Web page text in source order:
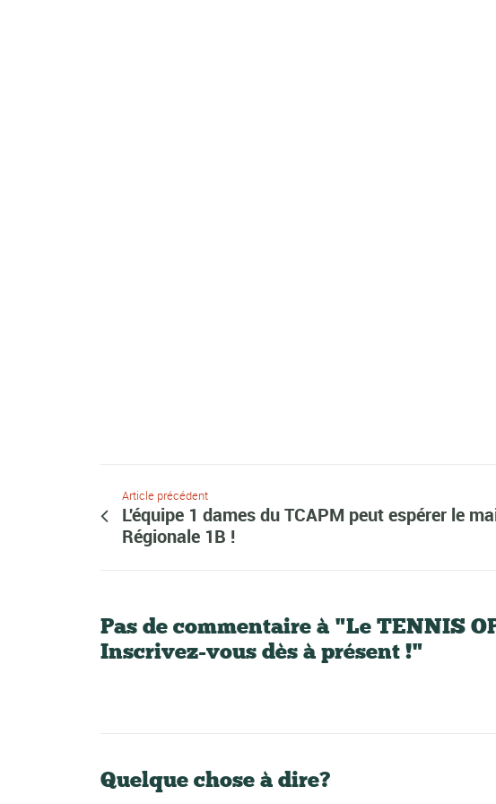
Article précédent
L'équipe 1 dames du TCAPM peut espérer le
Régionale 1B !
Pas de commentaire à "Le TENNIS
Inscrivez-vous dès à présent !"
Quelque chose à dire?